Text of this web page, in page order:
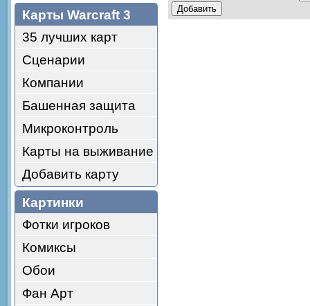
Карты Warcraft 3
35 лучших карт
Сценарии
Компании
Башенная защита
Микроконтроль
Карты на выживание
Добавить карту
Картинки
Фотки игроков
Комиксы
Обои
Фан Арт